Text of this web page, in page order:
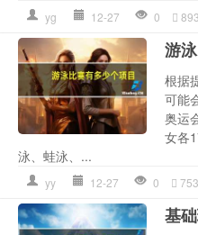
yg 12-27 0 893
游
根据
可能
奥运
女各
泳、蛙泳、...
yy 12-27 0 753
基